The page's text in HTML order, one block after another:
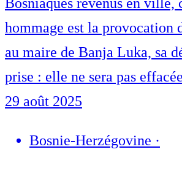
Bosniaques revenus en ville,
hommage est la provocation
au maire de Banja Luka, sa
prise : elle ne sera pas
29 août 2025
Bosnie-Herzégovine ·